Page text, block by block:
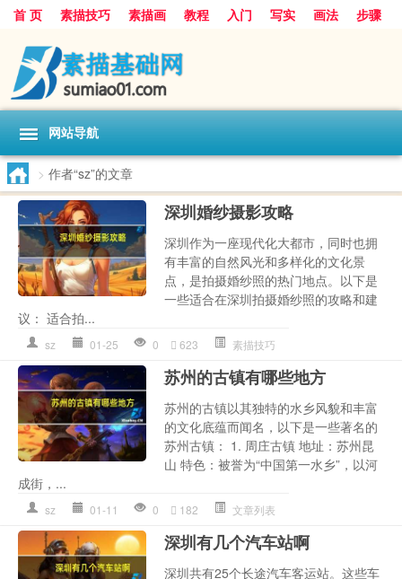
首 页 素描技巧 素描画 教程 入门 写实 画法
步骤
基础
超写实
网站导航
> 作者“sz”的文章
深圳婚纱摄影攻略
深圳作为一座现代化大都市，同时也拥
有丰富的自然风光和多样化的文化景
点，是拍摄婚纱照的热门地点。以下是
一些适合在深圳拍摄婚纱照的攻略和建
议： 适合拍...
sz 01-25 0 623 素描技巧
苏州的古镇有哪些地方
苏州的古镇以其独特的水乡风貌和丰富
的文化底蕴而闻名，以下是一些著名的
苏州古镇： 1. 周庄古镇 地址：苏州昆
山 特色：被誉为“中国第一水乡”，以河
成街，...
sz 01-11 0 182 文章列表
深圳有几个汽车站啊
深圳共有25个长途汽车客运站。这些车